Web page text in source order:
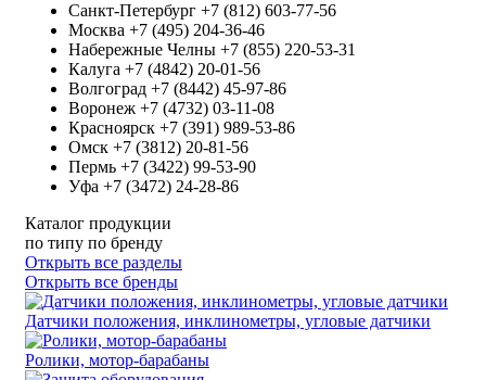
Санкт-Петербург +7 (812) 603-77-56
Москва +7 (495) 204-36-46
Набережные Челны +7 (855) 220-53-31
Калуга +7 (4842) 20-01-56
Волгоград +7 (8442) 45-97-86
Воронеж +7 (4732) 03-11-08
Красноярск +7 (391) 989-53-86
Омск +7 (3812) 20-81-56
Пермь +7 (3422) 99-53-90
Уфа +7 (3472) 24-28-86
Каталог продукции
по типу по бренду
Открыть все разделы
Открыть все бренды
Датчики положения, инклинометры, угловые датчики
Ролики, мотор-барабаны